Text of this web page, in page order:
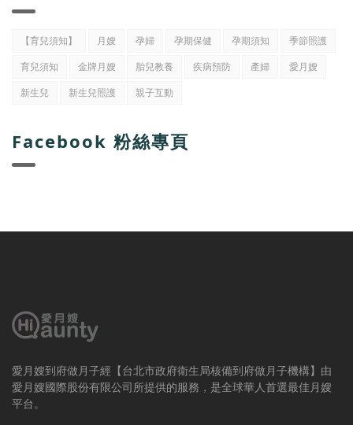
【育兒須知】 月嫂 孕婦 孕期保健 孕期須知
季節照護
育兒須知
金牌月嫂 胎兒教養 疾病預防 產婦
愛月嫂
新生兒
新生兒照護 親子互動
Facebook 粉絲專頁
愛月嫂到府做月子經【台北市政府衛生局核備到府做月子機構】由
愛月嫂國際股份有限公司所提供的服務，是全球華人首選最佳月嫂
平台。